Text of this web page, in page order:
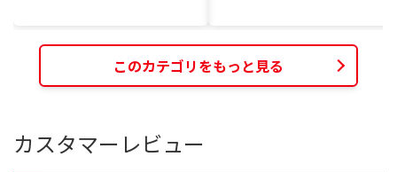
このカテゴリをもっと見る
カスタマーレビュー